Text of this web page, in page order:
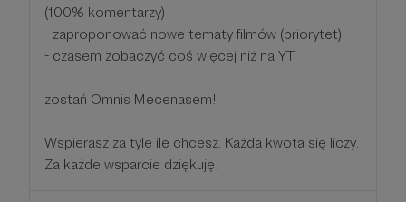
(100% komentarzy)
- zaproponować nowe tematy filmów (priorytet)
- czasem zobaczyć coś więcej niż na YT
zostań Omnis Mecenasem!
Wspierasz za tyle ile chcesz. Każda kwota się liczy.
Za każde wsparcie dziękuję!